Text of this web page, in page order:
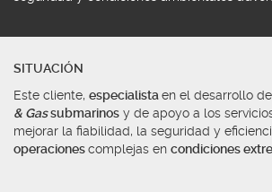
SITUACIÓN
Este cliente, especialistaen el desarrollo de
& Gassubmarinos y de apoyo a los
mejorar la fiabilidad, la seguridad y
operacionescomplejas en condiciones